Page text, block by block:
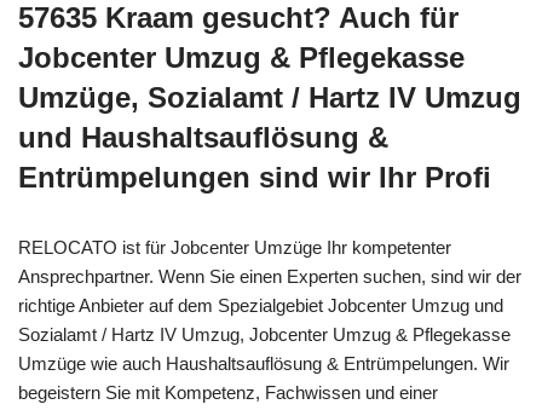
57635 Kraam gesucht? Auch für
Jobcenter Umzug & Pflegekasse
Umzüge, Sozialamt / Hartz IV Umzug
und Haushaltsauflösung &
Entrümpelungen sind wir Ihr Profi
RELOCATO ist für Jobcenter Umzüge Ihr kompetenter
Ansprechpartner. Wenn Sie einen Experten suchen, sind wir der
richtige Anbieter auf dem Spezialgebiet Jobcenter Umzug und
Sozialamt / Hartz IV Umzug, Jobcenter Umzug & Pflegekasse
Umzüge wie auch Haushaltsauflösung & Entrümpelungen. Wir
begeistern Sie mit Kompetenz, Fachwissen und einer